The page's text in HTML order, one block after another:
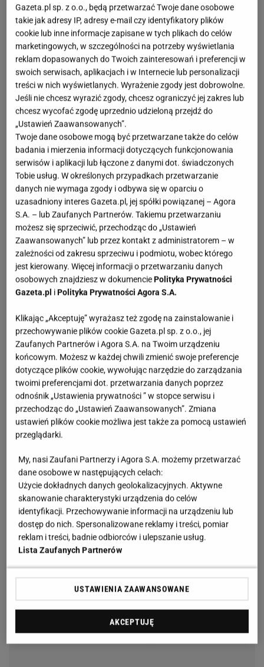
OTWÓRZ GALERIĘ(3)
W Reserved znajdziemy unikatową kurtkę
handmade ze znakomitym składem i pięknym
fasonem. Wygląda jak perełka z luksusowego
butiku, a kosztuje grosze.
Gazeta.pl sp. z o.o., będą przetwarzać Twoje dane osobowe
takie jak adresy IP, adresy e-mail czy identyfikatory plików
cookie lub inne informacje zapisane w tych plikach do celów
marketingowych, w szczególności na potrzeby wyświetlania
reklam dopasowanych do Twoich zainteresowań i preferencji w
swoich serwisach, aplikacjach i w Internecie lub personalizacji
treści w nich wyświetlanych. Wyrażenie zgody jest dobrowolne.
Jeśli nie chcesz wyrazić zgody, chcesz ograniczyć jej zakres lub
chcesz wycofać zgodę uprzednio udzieloną przejdź do
„Ustawień Zaawansowanych”.
Twoje dane osobowe mogą być przetwarzane także do celów
badania i mierzenia informacji dotyczących funkcjonowania
serwisów i aplikacji lub łączone z danymi dot. świadczonych
Tobie usług. W określonych przypadkach przetwarzanie
danych nie wymaga zgody i odbywa się w oparciu o
uzasadniony interes Gazeta.pl, jej spółki powiązanej – Agora
S.A. – lub Zaufanych Partnerów. Takiemu przetwarzaniu
możesz się sprzeciwić, przechodząc do „Ustawień
Zaawansowanych” lub przez kontakt z administratorem – w
zależności od zakresu sprzeciwu i podmiotu, wobec którego
jest kierowany. Więcej informacji o przetwarzaniu danych
osobowych znajdziesz w dokumenciePolityka Prywatności
Gazeta.pl iPolityka Prywatności Agora S.A.
Klikając „Akceptuję” wyrażasz też zgodę na zainstalowanie i
przechowywanie plików cookie Gazeta.pl sp. z o.o., jej
Zaufanych Partnerów i Agora S.A. na Twoim urządzeniu
końcowym. Możesz w każdej chwili zmienić swoje preferencje
dotyczące plików cookie, wywołując narzędzie do zarządzania
twoimi preferencjami dot. przetwarzania danych poprzez
odnośnik „Ustawienia prywatności ” w stopce serwisu i
przechodząc do „Ustawień Zaawansowanych”. Zmiana
ustawień plików cookie możliwa jest także za pomocą ustawień
przeglądarki.
My, nasi Zaufani Partnerzy i Agora S.A. możemy przetwarzać
dane osobowe w następujących celach:
Użycie dokładnych danych geolokalizacyjnych. Aktywne
skanowanie charakterystyki urządzenia do celów
identyfikacji. Przechowywanie informacji na urządzeniu lub
dostęp do nich. Spersonalizowane reklamy i treści, pomiar
reklam i treści, badnie odbiorców i ulepszanie usług.
Lista Zaufanych Partnerów
USTAWIENIA ZAAWANSOWANE
AKCEPTUJĘ